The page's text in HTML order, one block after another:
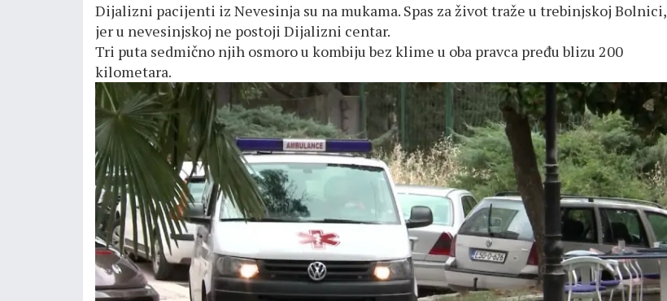
Dijalizni pacijenti iz Nevesinja su na mukama. Spas za život traže u trebinjskoj Bolnici,
jer u nevesinjskoj ne postoji Dijalizni centar.
Tri puta sedmično njih osmoro u kombiju bez klime u oba pravca pređu blizu 200
kilometara.